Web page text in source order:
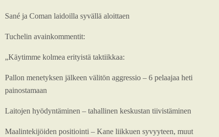
Sané ja Coman laidoilla syvällä aloittaen
Tuchelin avainkommentit:
„Käytimme kolmea erityistä taktiikkaa:
Pallon menetyksen jälkeen välitön aggressio – 6 pelaajaa heti
painostamaan
Laitojen hyödyntäminen – tahallinen keskustan tiivistäminen
Maalintekijöiden positiointi – Kane liikkuen syvyyteen, muut